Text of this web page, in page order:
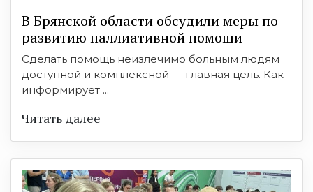
В Брянской области обсудили меры по
развитию паллиативной помощи
Сделать помощь неизлечимо больным людям
доступной и комплексной — главная цель. Как
информирует ...
Читать далее